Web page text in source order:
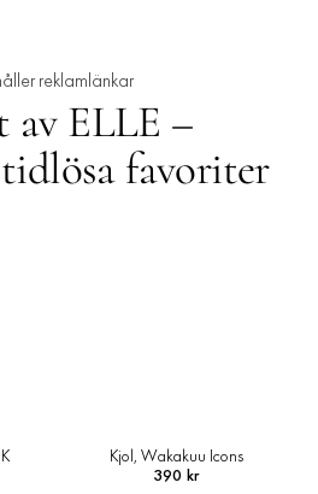
reklamlänkar
av ELLE –
tidlösa favoriter
Kjol, Wakakuu Icons
390 kr